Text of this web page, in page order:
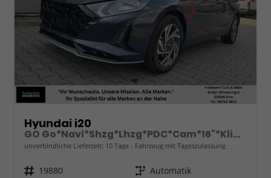
Hyundai i20
GO Go*Navi*Shzg*Lhzg*PDC*Cam*16"*Klima*VCockpit
unverbindliche Lieferzeit: 10 Tage Fahrzeug mit Tageszulassung
Fahrzeugnr. 19880 Getriebe Automatik